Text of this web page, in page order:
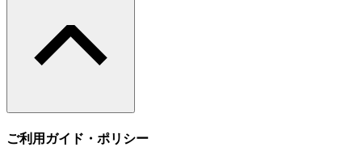
ご利用ガイド・ポリシー